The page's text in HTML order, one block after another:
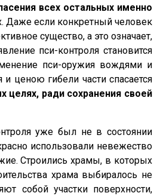
всех остальных именно
Даже если конкретный человек
существо, а это означает,
пси-контроля становится
пси-оружия вождями и
ценою гибели части спасается
целях, ради сохранения своей
уже был не в состоянии
использовали невежество
Строились храмы, в которых
храма выбиралось не
собой участки поверхности,